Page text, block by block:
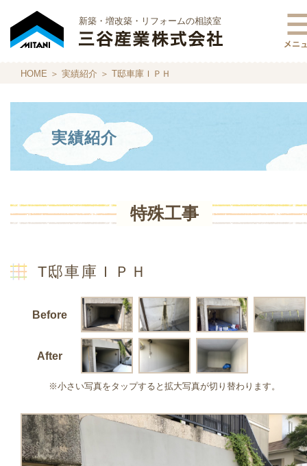
新築・増改築・リフォームの相談室
HOME ＞ 実績紹介 ＞ T邸車庫ＩＰＨ
実績紹介
特殊工事
T邸車庫ＩＰＨ
Before
After
※小さい写真をタップすると拡大写真が切り替わります。